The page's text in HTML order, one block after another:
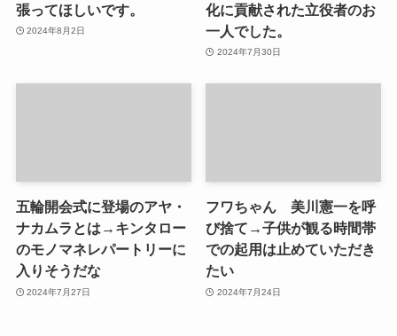
張ってほしいです。
2024年8月2日
化に貢献された立役者のお
一人でした。
2024年7月30日
五輪開会式に登場のアヤ・
ナカムラとは→キンタロー
のモノマネレパートリーに
入りそうだな
2024年7月27日
フワちゃん 美川憲一を呼
び捨て→子供が観る時間帯
での起用は止めていただき
たい
2024年7月24日